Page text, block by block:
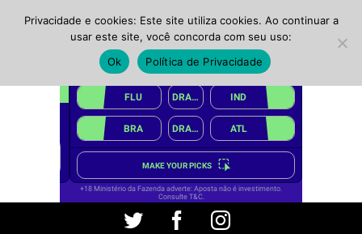
Twitter FacebookInstagram
Privacidade e cookies: Este site utiliza cookies. Ao continuar a
usar este site, você concorda com seu uso:
Ok
Política de Privacidade